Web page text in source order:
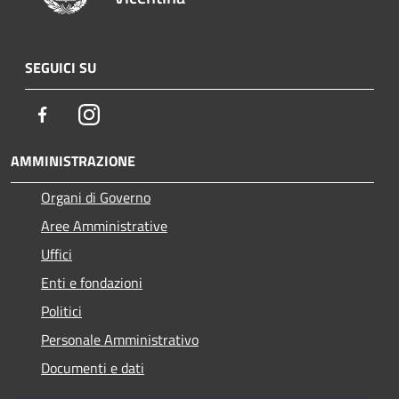
SEGUICI SU
FacebookInstagram
AMMINISTRAZIONE
Organi di Governo
Aree Amministrative
Uffici
Enti e fondazioni
Politici
Personale Amministrativo
Documenti e dati